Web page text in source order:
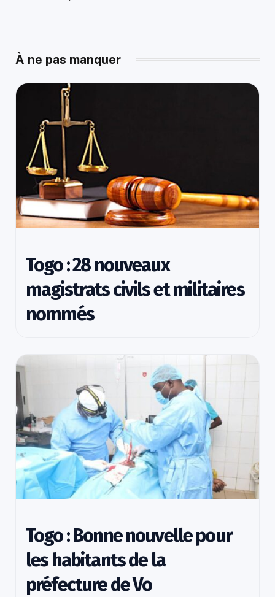
À ne pas manquer
Togo : 28 nouveaux
magistrats civils et militaires
nommés
Togo : Bonne nouvelle pour
les habitants de la
préfecture de Vo